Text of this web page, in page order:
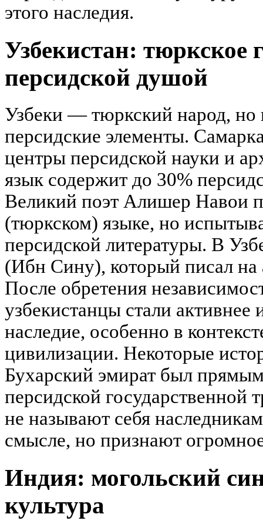
этого наследия.
Узбекистан: тюркское
персидской душой
Узбеки — тюркский народ, но
персидские элементы.
центры персидской науки и
язык содержит до 30%
Великий поэт Алишер Навои
(тюркском) языке, но
персидской литературы. В
(Ибн Сину), который писал на
После обретения
узбекистанцы стали активнее
наследие, особенно в
цивилизации. Некоторые
Бухарский эмират был
персидской государственной
не называют себя
смысле, но признают
Индия: могольский
культура